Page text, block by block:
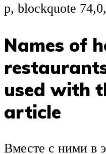
p, blockquote
Names of
used with
article
Вместе с ними в